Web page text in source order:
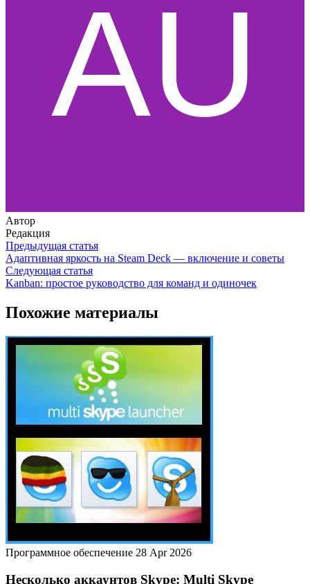
Автор
Редакция
Предыдущая статья
Адаптивная яркость на Steam Deck — включение и советы
Следующая статья
Kanban: простое руководство для команд и одиночек
Похожие материалы
Программное обеспечение 28 Apr 2026
Несколько аккаунтов Skype: Multi Skype